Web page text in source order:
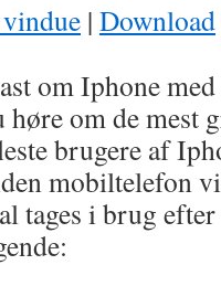
| Download
om Iphone
om de mest
brugere af
mobiltelefon
tages i brug